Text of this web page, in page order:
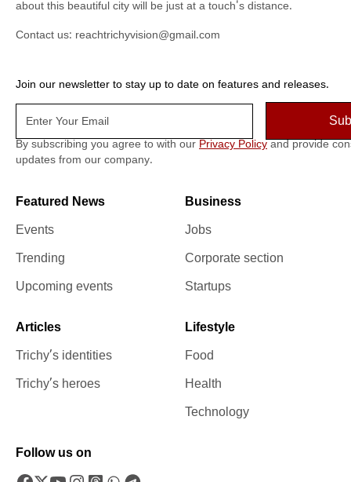
about this beautiful city will be just at a touch's distance.
Contact us: reachtrichyvision@gmail.com
Join our newsletter to stay up to date on features and releases.
By subscribing you agree to with our Privacy Policy and provide
updates from our company.
Featured News
Events
Trending
Upcoming events
Business
Jobs
Corporate section
Startups
Articles
Trichy’s identities
Trichy’s heroes
Lifestyle
Food
Health
Technology
Follow us on